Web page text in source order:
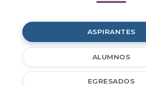
ASPIRANTES
ALUMNOS
EGRESADOS